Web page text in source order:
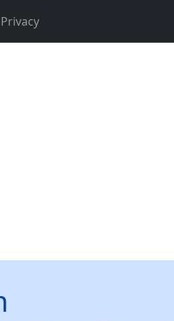
Privacy